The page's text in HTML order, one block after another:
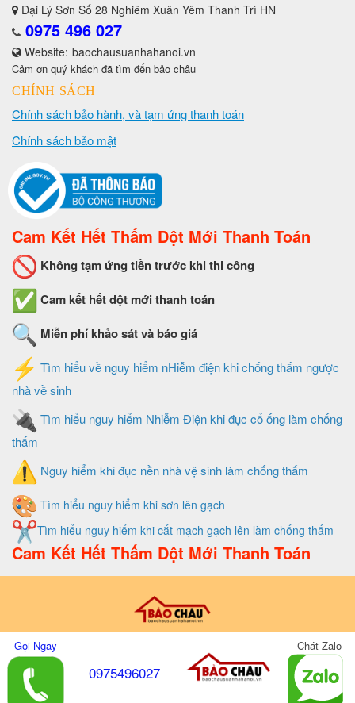
Đại Lý Sơn Số 28 Nghiêm Xuân Yêm Thanh Trì HN
0975 496 027
Website: baochausuanhahanoi.vn
Cảm ơn quý khách đã tìm đến bảo châu
CHÍNH SÁCH
Chính sách bảo hành, và tạm ứng thanh toán
Chính sách bảo mật
Cam Kết Hết Thấm Dột Mới Thanh Toán
Không tạm ứng tiền trước khi thi công
Cam kết hết dột mới thanh toán
Miễn phí khảo sát và báo giá
Tìm hiểu về nguy hiểm nHiễm điện khi chống thấm ngược
nhà về sinh
Tìm hiểu nguy hiểm Nhiễm Điện khi đục cổ ống làm chống
thấm
Nguy hiểm khi đục nền nhà vệ sinh làm chống thấm
Tìm hiểu nguy hiểm khi sơn lên gạch
Tìm hiểu nguy hiểm khi cắt mạch gạch lên làm chống thấm
Cam Kết Hết Thấm Dột Mới Thanh Toán
Gọi Ngay
0975496027
Chát Zalo